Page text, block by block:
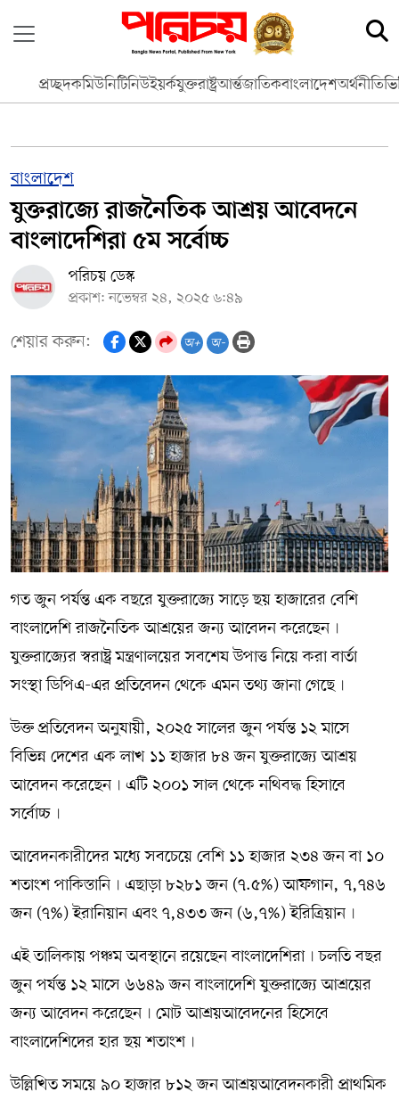
প্রচ্ছদকমিউনিটিনিউইয়র্কযুক্তরাষ্ট্রআর্ন্তজাতিকবাংলাদেশঅর্থনীতি
বাংলাদেশ
যুক্তরাজ্যে রাজনৈতিক আশ্রয় আবেদনে
বাংলাদেশিরা ৫ম সর্বোচ্চ
পরিচয় ডেস্ক
প্রকাশ: নভেম্বর ২৪, ২০২৫ ৬:৪৯
শেয়ার করুন: অ+ অ-
গত জুন পর্যন্ত এক বছরে যুক্তরাজ্যে সাড়ে ছয় হাজারের বেশি
বাংলাদেশি রাজনৈতিক আশ্রয়ের জন্য আবেদন করেছেন৷
যুক্তরাজ্যের স্বরাষ্ট্র মন্ত্রণালয়ের সবশেষ উপাত্ত নিয়ে করা বার্তা
সংস্থা ডিপিএ-এর প্রতিবেদন থেকে এমন তথ্য জানা গেছে৷
উক্ত প্রতিবেদন অনুযায়ী, ২০২৫ সালের জুন পর্যন্ত ১২ মাসে
বিভিন্ন দেশের এক লাখ ১১ হাজার ৮৪ জন যুক্তরাজ্যে আশ্রয়
আবেদন করেছেন৷ এটি ২০০১ সাল থেকে নথিবদ্ধ হিসাবে
সর্বোচ্চ৷
আবেদনকারীদের মধ্যে সবচেয়ে বেশি ১১ হাজার ২৩৪ জন বা ১০
শতাংশ পাকিস্তানি৷ এছাড়া ৮২৮১ জন (৭.৫%) আফগান, ৭,৭৪৬
জন (৭%) ইরানিয়ান এবং ৭,৪৩৩ জন (৬,৭%) ইরিত্রিয়ান৷
এই তালিকায় পঞ্চম অবস্থানে রয়েছেন বাংলাদেশিরা৷ চলতি বছর
জুন পর্যন্ত ১২ মাসে ৬৬৪৯ জন বাংলাদেশি যুক্তরাজ্যে আশ্রয়ের
জন্য আবেদন করেছেন৷ মোট আশ্রয়আবেদনের হিসেবে
বাংলাদেশিদের হার ছয় শতাংশ৷
উল্লিখিত সময়ে ৯০ হাজার ৮১২ জন আশ্রয়আবেদনকারী প্রাথমিক